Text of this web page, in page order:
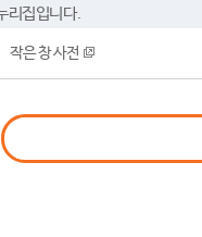
리집입니다.
작은 창 사전